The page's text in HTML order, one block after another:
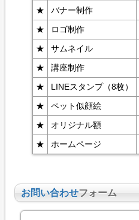
★
バナー制作
★
ロゴ制作
★
サムネイル
★
講座制作
★
LINEスタンプ（8枚）
★
ペット似顔絵
★
オリジナル額
★
ホームページ
お問い合わせフォーム